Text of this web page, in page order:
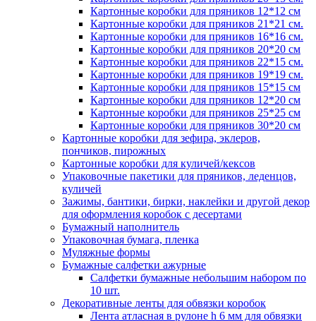
Картонные коробки для пряников 12*12 см
Картонные коробки для пряников 21*21 см.
Картонные коробки для пряников 16*16 см.
Картонные коробки для пряников 20*20 см
Картонные коробки для пряников 22*15 см.
Картонные коробки для пряников 19*19 см.
Картонные коробки для пряников 15*15 см
Картонные коробки для пряников 12*20 см
Картонные коробки для пряников 25*25 см
Картонные коробки для пряников 30*20 см
Картонные коробки для зефира, эклеров,
пончиков, пирожных
Картонные коробки для куличей/кексов
Упаковочные пакетики для пряников, леденцов,
куличей
Зажимы, бантики, бирки, наклейки и другой декор
для оформления коробок с десертами
Бумажный наполнитель
Упаковочная бумага, пленка
Муляжные формы
Бумажные салфетки ажурные
Салфетки бумажные небольшим набором по
10 шт.
Декоративные ленты для обвязки коробок
Лента атласная в рулоне h 6 мм для обвязки